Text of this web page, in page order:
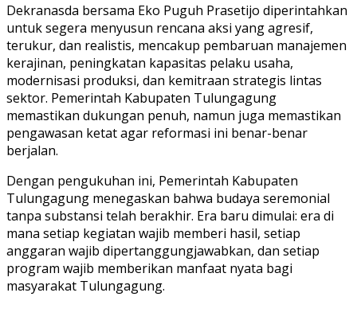
Dekranasda bersama Eko Puguh Prasetijo diperintahkan
untuk segera menyusun rencana aksi yang agresif,
terukur, dan realistis, mencakup pembaruan manajemen
kerajinan, peningkatan kapasitas pelaku usaha,
modernisasi produksi, dan kemitraan strategis lintas
sektor. Pemerintah Kabupaten Tulungagung
memastikan dukungan penuh, namun juga memastikan
pengawasan ketat agar reformasi ini benar-benar
berjalan.
Dengan pengukuhan ini, Pemerintah Kabupaten
Tulungagung menegaskan bahwa budaya seremonial
tanpa substansi telah berakhir. Era baru dimulai: era di
mana setiap kegiatan wajib memberi hasil, setiap
anggaran wajib dipertanggungjawabkan, dan setiap
program wajib memberikan manfaat nyata bagi
masyarakat Tulungagung.